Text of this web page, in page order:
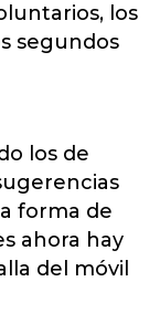
los
segundos
los de
forma de
ahora hay
del móvil